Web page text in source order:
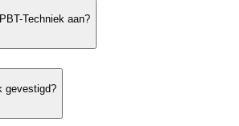
Techniek aan?
gevestigd?